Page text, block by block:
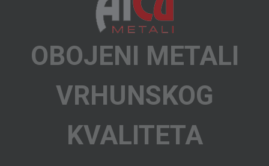
OBOJENI METALI
VRHUNSKOG
KVALITETA